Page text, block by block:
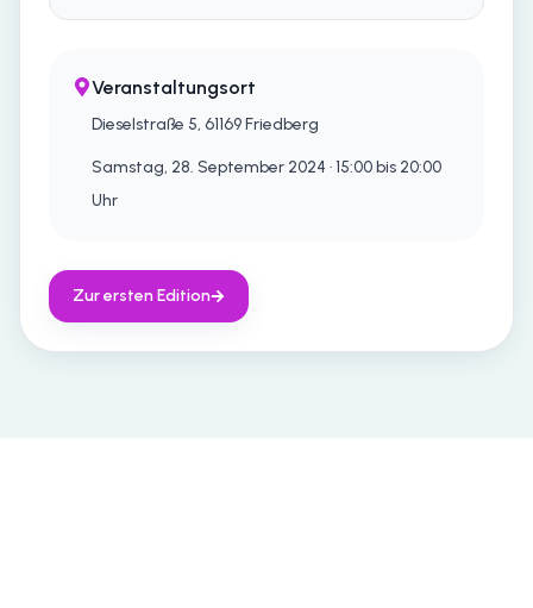
Veranstaltungsort
Dieselstraße 5, 61169 Friedberg
Samstag, 28. September 2024 · 15:00 bis 20:00
Uhr
Zur ersten Edition